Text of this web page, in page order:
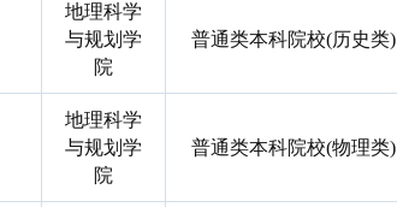
地理科学
与规划学
院
普通类本科院校(历史类)
地理科学
与规划学
院
普通类本科院校(物理类)